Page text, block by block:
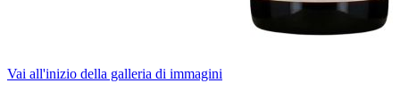
Vai all'inizio della galleria di immagini